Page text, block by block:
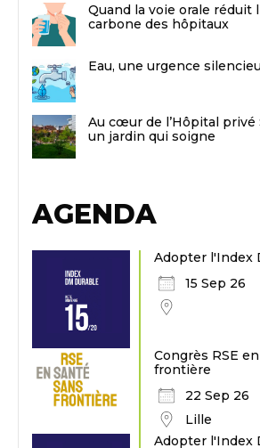
Quand la voie orale réduit
carbone des hôpitaux
Eau, une urgence
Au cœur de l’Hôpital privé
un jardin qui soigne
AGENDA
Adopter l'Index
15 Sep 26
Congrès RSE
frontière
22 Sep 26
Lille
Adopter l'Index